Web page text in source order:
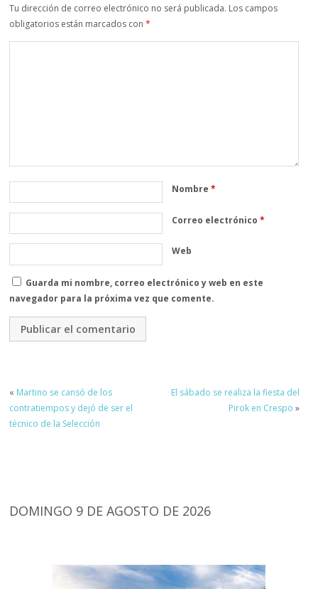
Tu dirección de correo electrónico no será publicada. Los campos
obligatorios están marcados con*
Nombre*
Correo electrónico*
Web
Guarda mi nombre, correo electrónico y web en este
navegador para la próxima vez que comente.
« Martino se cansó de los
contratiempos y dejó de ser el
técnico de la Selección
El sábado se realiza la fiesta del
Pirok en Crespo »
DOMINGO 9 DE AGOSTO DE 2026